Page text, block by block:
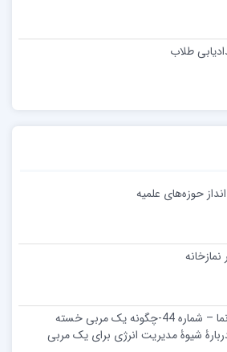
طلاب
حوزه‌های علمیه
نشریه راه نما – شماره 44-چگونه یک مربی خسته
شیوۀ مدیریت انرژی برای یک مربی